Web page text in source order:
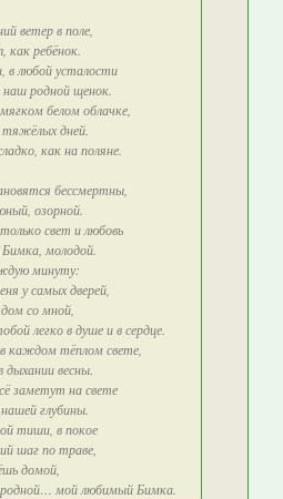
ветер в поле,
как ребёнок.
любой усталости
родной щенок.
белом облачке,
дней.
как на поляне.
бессмертны,
озорной.
свет и любовь
молодой.
минуту:
у самых дверей,
со мной,
легко в душе и в сердце.
каждом тёплом свете,
весны.
заметут на свете
глубины.
тиши, в покое
шаг по траве,
домой,
мой любимый Бимка.